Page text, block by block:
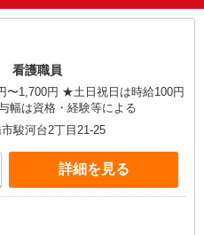
間終了
看護職員
土日祝日は時給100円
幅は資格・経験等による
駿河台2丁目21-25
詳細を見る